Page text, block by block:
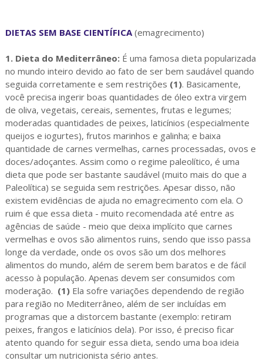
DIETAS SEM BASE CIENTÍFICA(emagrecimento)
1. Dieta do Mediterrâneo: É uma famosa dieta popularizada
no mundo inteiro devido ao fato de ser bem saudável quando
seguida corretamente e sem restrições (1). Basicamente,
você precisa ingerir boas quantidades de óleo extra virgem
de oliva, vegetais, cereais, sementes, frutas e legumes;
moderadas quantidades de peixes, laticínios (especialmente
queijos e iogurtes), frutos marinhos e galinha; e baixa
quantidade de carnes vermelhas, carnes processadas, ovos e
doces/adoçantes. Assim como o regime paleolítico, é uma
dieta que pode ser bastante saudável (muito mais do que a
Paleolítica) se seguida sem restrições. Apesar disso, não
existem evidências de ajuda no emagrecimento com ela. O
ruim é que essa dieta - muito recomendada até entre as
agências de saúde - meio que deixa implícito que carnes
vermelhas e ovos são alimentos ruins, sendo que isso passa
longe da verdade, onde os ovos são um dos melhores
alimentos do mundo, além de serem bem baratos e de fácil
acesso à população. Apenas devem ser consumidos com
moderação. (1)Ela sofre variações dependendo de região
para região no Mediterrâneo, além de ser incluídas em
programas que a distorcem bastante (exemplo: retiram
peixes, frangos e laticínios dela). Por isso, é preciso ficar
atento quando for seguir essa dieta, sendo uma boa ideia
consultar um nutricionista sério antes.